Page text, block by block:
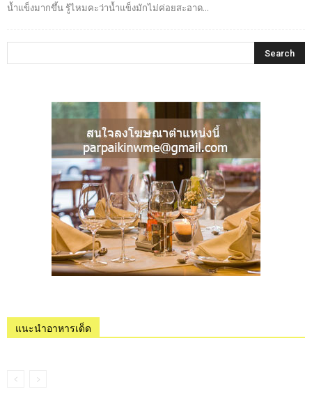
น้ำแข็งมากขึ้น รู้ไหมคะว่าน้ำแข็งมักไม่ค่อยสะอาด...
แนะนำอาหารเด็ด